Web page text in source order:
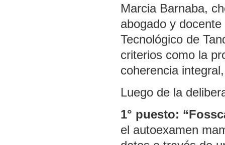
Marcia Barnaba,
abogado y
Tecnológico de
criterios como la
coherencia
Luego de la
1° puesto:
el autoexamen